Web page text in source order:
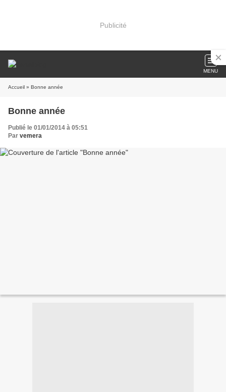
Publicité
MENU
Accueil » Bonne année
Bonne année
Publié le 01/01/2014 à 05:51
Par vemera